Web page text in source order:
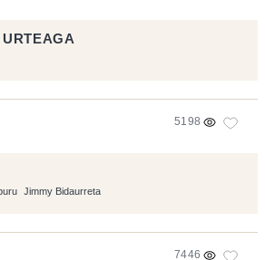
URTEAGA
5198
Jimmy Bidaurreta
7446